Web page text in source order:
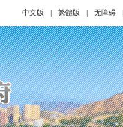
中文版 繁體版 无障碍